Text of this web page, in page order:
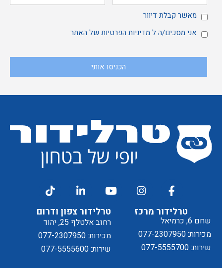
מאשר
קבלת
דיוור
מאשר קבלת דיוור
אני
ל
אני מסכים/ה ל מדיניות הפרטיות של האתר
הכניסו אותי
טרלידור מרכז
שחם 6, כרמיאל
מכירות: 077-2307950
שירות: 077-5555700
טרלידור צפון ודרום
רחוב אלטלף 25, יהוד
מכירות: 077-2307950
שירות: 077-5555600